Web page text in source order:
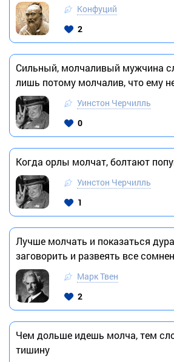
Конфуций
2
Сильный, молчаливый мужчина
лишь потому молчалив, что ему
Уинстон Черчилль
0
Когда орлы молчат, болтают
Уинстон Черчилль
1
Лучше молчать и показаться
заговорить и развеять все
Марк Твен
2
Чем дольше идешь молча, тем
тишину